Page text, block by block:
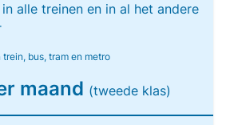
alle treinen en in al het andere
bus, tram en metro
maand (tweede klas)